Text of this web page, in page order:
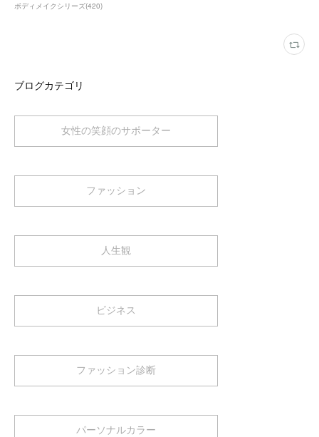
ボディメイクシリーズ(420)
ブログカテゴリ
女性の笑顔のサポーター
ファッション
人生観
ビジネス
ファッション診断
パーソナルカラー